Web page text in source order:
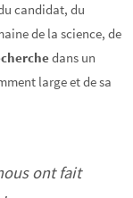
candidat, du
de la science, de
dans un
large et de sa
ont fait